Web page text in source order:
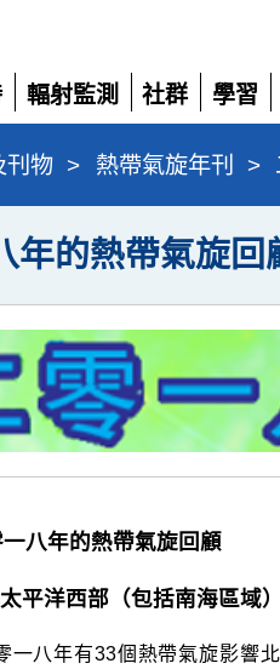
輻射監測
展
開
社群
展
開
學習
展
開
刊物 > 熱帶氣旋年刊 >
年的熱帶氣旋回
八年的熱帶氣旋回顧
平洋西部（包括南海區域
一八年有33個熱帶氣旋影響